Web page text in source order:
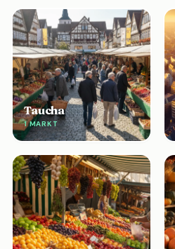
Taucha
1 MARKT